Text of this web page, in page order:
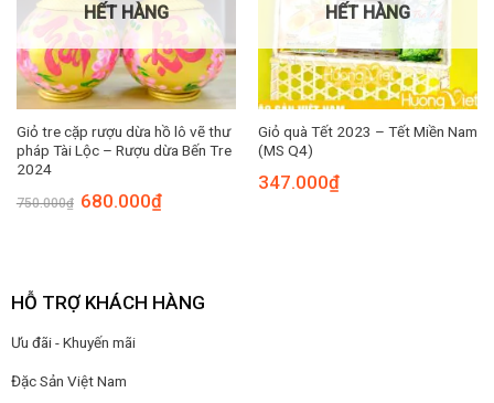
HẾT HÀNG
Giỏ tre cặp rượu dừa hồ lô vẽ thư
pháp Tài Lộc – Rượu dừa Bến Tre
2024
750.000₫ Giá
gốc
680.000₫Giá
HẾT HÀNG
Giỏ quà Tết 2023 – Tết Miền Nam
(MS Q4)
347.000₫
HỖ TRỢ KHÁCH HÀNG
Ưu đãi - Khuyến mãi
Đặc Sản Việt Nam